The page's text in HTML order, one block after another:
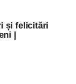
și felicitări
|